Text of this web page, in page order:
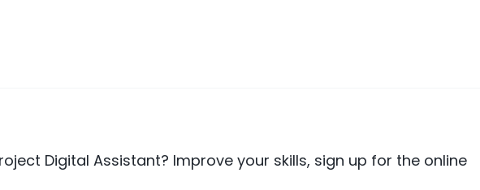
Digital Assistant? Improve your skills, sign up for the online